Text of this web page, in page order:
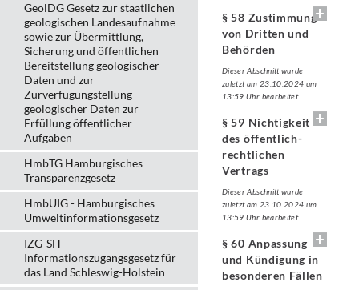
GeolDG Gesetz zur staatlichen
geologischen Landesaufnahme
sowie zur Übermittlung,
Sicherung und öffentlichen
Bereitstellung geologischer
Daten und zur
Zurverfügungstellung
geologischer Daten zur
Erfüllung öffentlicher
Aufgaben
HmbTG Hamburgisches
Transparenzgesetz
HmbUIG - Hamburgisches
Umweltinformationsgesetz
IZG-SH
Informationszugangsgesetz für
das Land Schleswig-Holstein
§ 58 Zustimmung
von Dritten und
Behörden
Dieser Abschnitt wurde
zuletzt am 23.10.2024 um
13:59 Uhr bearbeitet.
§ 59 Nichtigkeit
des öffentlich-
rechtlichen
Vertrags
Dieser Abschnitt wurde
zuletzt am 23.10.2024 um
13:59 Uhr bearbeitet.
§ 60 Anpassung
und Kündigung in
besonderen Fällen